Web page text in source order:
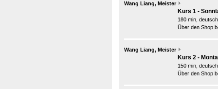
Wang Liang, Meister
Kurs 1 -
180 min, deutsch
Über den Shop
Wang Liang, Meister
Kurs 2 -
150 min, deutsch
Über den Shop